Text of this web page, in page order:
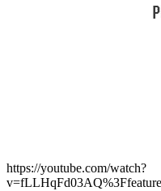
https://youtube.com/watch?